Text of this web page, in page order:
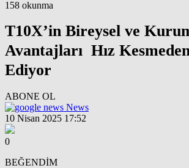
158 okunma
T10X’in Bireysel ve
Avantajları Hız
Ediyor
ABONE OL
News
10 Nisan 2025 17:52
0
BEĞENDİM